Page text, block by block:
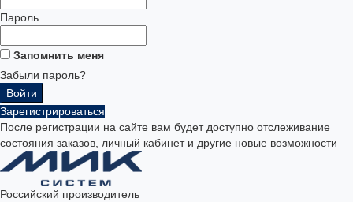
Пароль
Запомнить меня
Забыли пароль?
Зарегистрироваться
После регистрации на сайте вам будет доступно отслеживание
состояния заказов, личный кабинет и другие новые возможности
Российский производитель